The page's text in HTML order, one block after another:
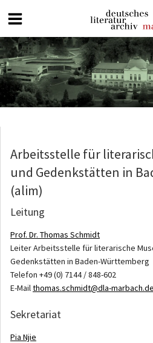
Deutsches
Literaturarchiv
Marbach
Arbeitsstelle für
und Gedenkstätten in
(alim)
Leitung
Prof. Dr. Thomas Schmidt
Leiter Arbeitsstelle für literarische
Gedenkstätten in Baden-Württemberg
Telefon +49 (0) 7144 / 848-602
E-Mailthomas.schmidt@dla-marbach.de
Sekretariat
Pia Njie